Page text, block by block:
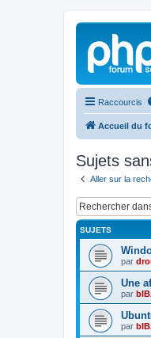
Raccourcis
Accueil du
Sujets
Aller sur la
SUJETS
par
Une
par
par